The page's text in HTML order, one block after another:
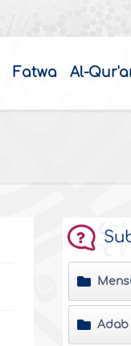
Fatwa Al-
Adab